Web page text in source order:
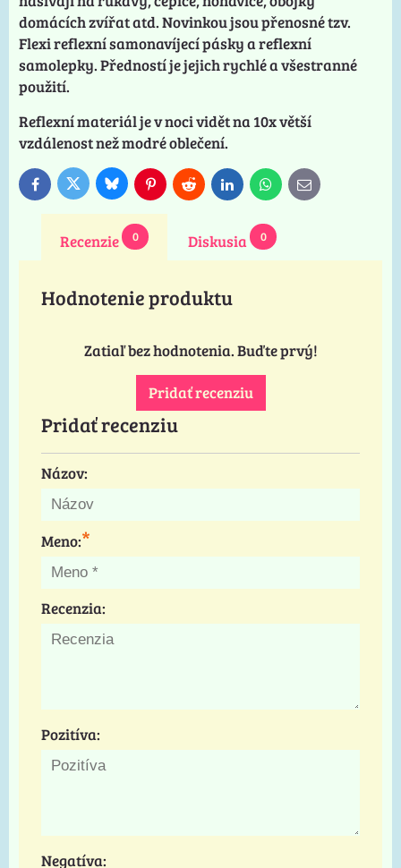
domácích zvířat atd. Novinkou jsou přenosné tzv.
Flexi reflexní samonavíjecí pásky a reflexní
samolepky. Předností je jejich rychlé a všestranné
použití.
Reflexní materiál je v noci vidět na 10x větší
vzdálenost než modré oblečení.
FacebookTwitterBlueskyPinterestReddit LinkedInWhatsApp
E-
mail
Recenzie 0 Diskusia 0
Hodnotenie produktu
Zatiaľ bez hodnotenia. Buďte prvý!
Pridať recenziu
Pridať recenziu
Názov:
Meno:*
Recenzia:
Pozitíva:
Negatíva: